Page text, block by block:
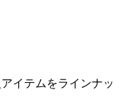
イテムをラインナッ